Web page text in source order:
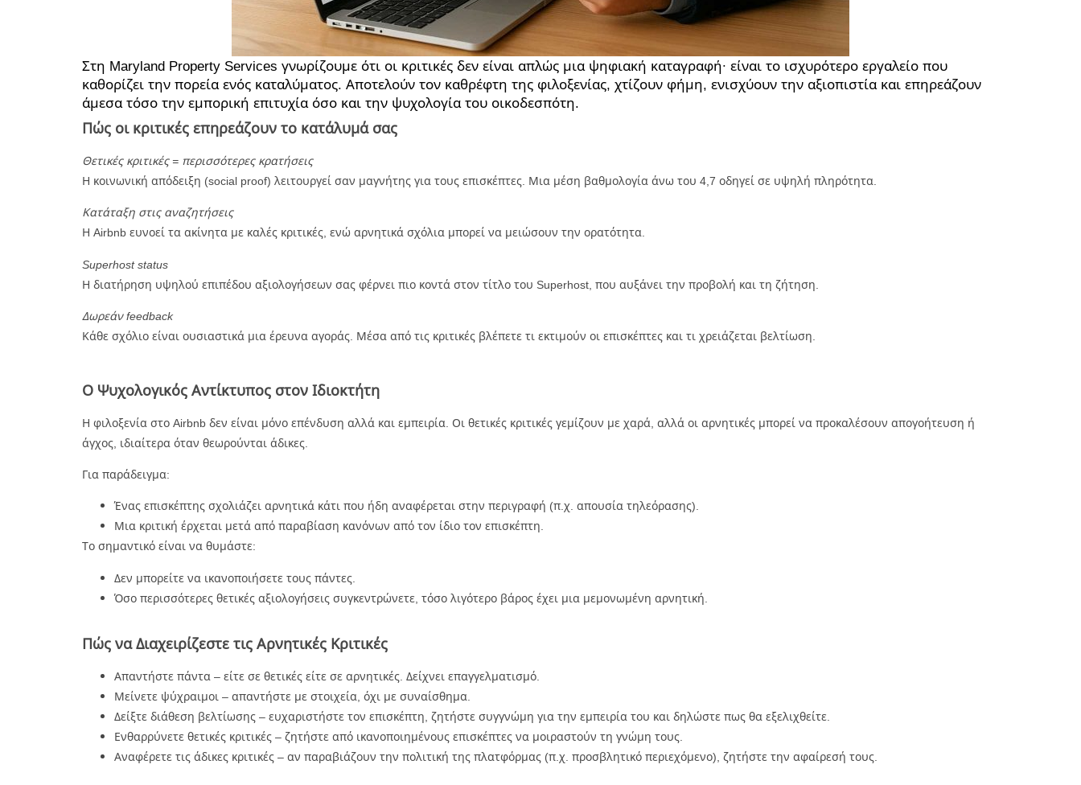
Στη Maryland Property Services γνωρίζουμε ότι οι κριτικές δεν είναι απλώς μια ψηφιακή καταγραφή∙ είναι το ισχυρότερο εργαλείο που
καθορίζει την πορεία ενός καταλύματος. Αποτελούν τον καθρέφτη της φιλοξενίας, χτίζουν φήμη, ενισχύουν την αξιοπιστία και επηρεάζουν
άμεσα τόσο την εμπορική επιτυχία όσο και την ψυχολογία του οικοδεσπότη.
Πώς οι κριτικές επηρεάζουν το κατάλυμά σας
Θετικές κριτικές = περισσότερες κρατήσεις
Η κοινωνική απόδειξη (social proof) λειτουργεί σαν μαγνήτης για τους επισκέπτες. Μια μέση βαθμολογία άνω του 4,7 οδηγεί σε υψηλή πληρότητα.
Κατάταξη στις αναζητήσεις
Η Airbnb ευνοεί τα ακίνητα με καλές κριτικές, ενώ αρνητικά σχόλια μπορεί να μειώσουν την ορατότητα.
Superhost status
Η διατήρηση υψηλού επιπέδου αξιολογήσεων σας φέρνει πιο κοντά στον τίτλο του Superhost, που αυξάνει την προβολή και τη ζήτηση.
Δωρεάν feedback
Κάθε σχόλιο είναι ουσιαστικά μια έρευνα αγοράς. Μέσα από τις κριτικές βλέπετε τι εκτιμούν οι επισκέπτες και τι χρειάζεται βελτίωση.
Ο Ψυχολογικός Αντίκτυπος στον Ιδιοκτήτη
Η φιλοξενία στο Airbnb δεν είναι μόνο επένδυση αλλά και εμπειρία. Οι θετικές κριτικές γεμίζουν με χαρά, αλλά οι αρνητικές μπορεί να προκαλέσουν απογοήτευση ή
άγχος, ιδιαίτερα όταν θεωρούνται άδικες.
Για παράδειγμα:
Ένας επισκέπτης σχολιάζει αρνητικά κάτι που ήδη αναφέρεται στην περιγραφή (π.χ. απουσία τηλεόρασης).
Μια κριτική έρχεται μετά από παραβίαση κανόνων από τον ίδιο τον επισκέπτη.
Το σημαντικό είναι να θυμάστε:
Δεν μπορείτε να ικανοποιήσετε τους πάντες.
Όσο περισσότερες θετικές αξιολογήσεις συγκεντρώνετε, τόσο λιγότερο βάρος έχει μια μεμονωμένη αρνητική.
Πώς να Διαχειρίζεστε τις Αρνητικές Κριτικές
Απαντήστε πάντα – είτε σε θετικές είτε σε αρνητικές. Δείχνει επαγγελματισμό.
Μείνετε ψύχραιμοι – απαντήστε με στοιχεία, όχι με συναίσθημα.
Δείξτε διάθεση βελτίωσης – ευχαριστήστε τον επισκέπτη, ζητήστε συγγνώμη για την εμπειρία του και δηλώστε πως θα εξελιχθείτε.
Ενθαρρύνετε θετικές κριτικές – ζητήστε από ικανοποιημένους επισκέπτες να μοιραστούν τη γνώμη τους.
Αναφέρετε τις άδικες κριτικές – αν παραβιάζουν την πολιτική της πλατφόρμας (π.χ. προσβλητικό περιεχόμενο), ζητήστε την αφαίρεσή τους.